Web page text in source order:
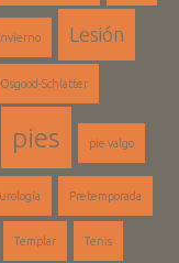
Lesión
Osgood-Schlatter
pies pie valgo
Pretemporada
Templar Tenis